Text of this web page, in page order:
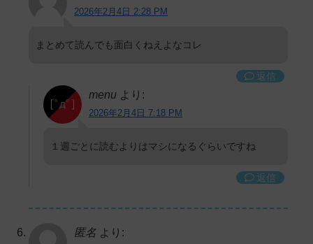
2026年2月4日 2:28 PM
まとめて読んでも面白くねえよなコレ
返信
menu より:
2026年2月4日 7:18 PM
１週ごとに読むよりはマシになるぐらいですね
返信
匿名 より: